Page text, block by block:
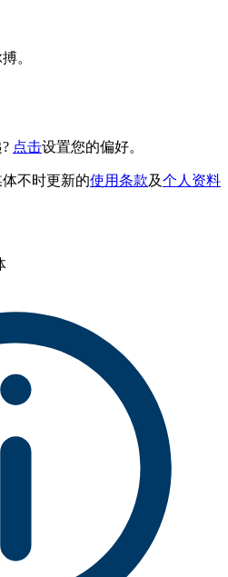
。
点击设置您的偏好。
不时更新的使用条款及个人资料